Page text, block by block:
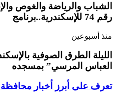
الشباب والرياضة والغوص
رقم 74 للإسكندرية..برنامج
منذ أسبوعين
الليلة الطرق الصوفية
العباس المرسي” بمسجده
تعرف على أبرز أخبار